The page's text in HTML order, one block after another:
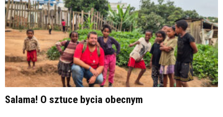
Salama! O sztuce bycia obecnym